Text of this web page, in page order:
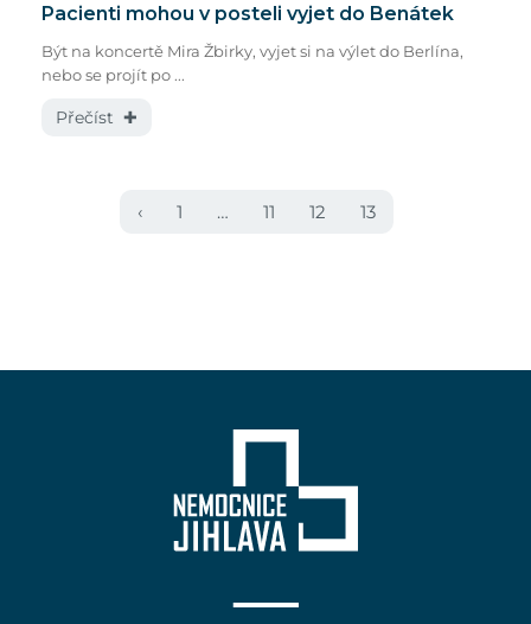
Pacienti mohou v posteli vyjet do Benátek
Být na koncertě Mira Žbirky, vyjet si na výlet do Berlína,
nebo se projít po ...
Přečíst ✚
‹ 1 … 11 12 13